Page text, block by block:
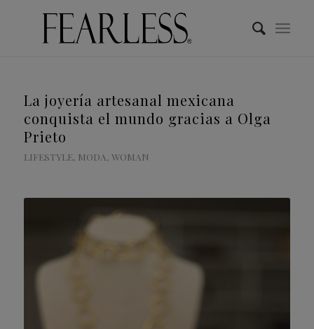
La joyería artesanal mexicana
conquista el mundo gracias a Olga
Prieto
LIFESTYLE, MODA, WOMAN